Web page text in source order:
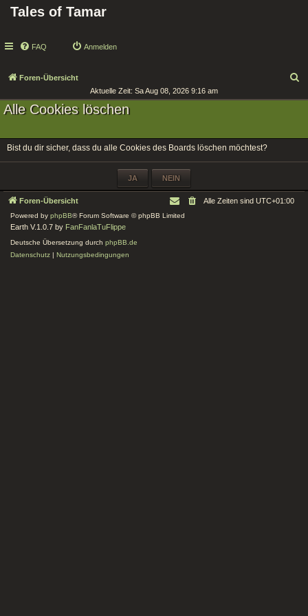
Tales of Tamar
FAQ Anmelden
Foren-Übersicht
Aktuelle Zeit: Sa Aug 08, 2026 9:16 am
Alle Cookies löschen
Bist du dir sicher, dass du alle Cookies des Boards löschen möchtest?
Foren-Übersicht Alle Zeiten sind UTC+01:00
Powered by phpBB® Forum Software © phpBB Limited
Earth V.1.0.7 by FanFanlaTuFlippe
Deutsche Übersetzung durch phpBB.de
Datenschutz | Nutzungsbedingungen